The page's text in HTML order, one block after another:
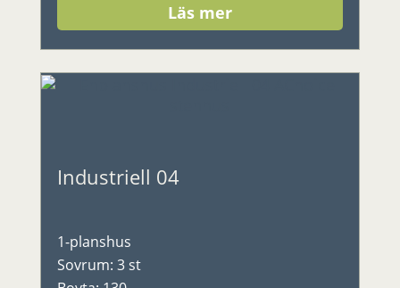
Läs mer
Industriell 04
1-planshus
Sovrum: 3 st